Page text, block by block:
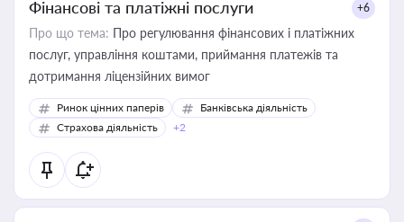
Фінансові та платіжні послуги +6
Про що тема: Про регулювання фінансових і платіжних
послуг, управління коштами, приймання платежів та
дотримання ліцензійних вимог
Ринок цінних паперів
Банківська діяльність
Страхова діяльність
+2